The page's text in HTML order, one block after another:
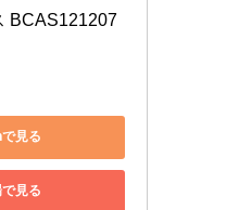
BCAS121207
見る
見る